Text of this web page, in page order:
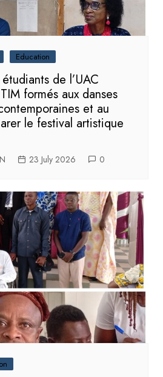
Education
de l’UAC
formés aux danses
et au
le festival artistique
23 July 2026 0